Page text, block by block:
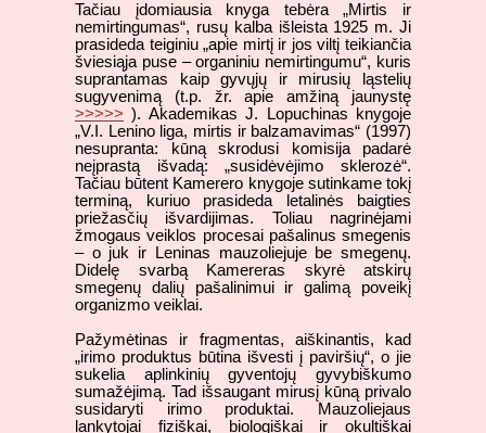
Tačiau įdomiausia knyga tebėra „Mirtis ir
nemirtingumas“, rusų kalba išleista 1925 m. Ji
prasideda teiginiu „apie mirtį ir jos viltį teikiančia
šviesiąja puse – organiniu nemirtingumu“, kuris
suprantamas kaip gyvųjų ir mirusių ląstelių
sugyvenimą (t.p. žr. apie amžiną jaunystę
>>>>> ). Akademikas J. Lopuchinas knygoje
„V.I. Lenino liga, mirtis ir balzamavimas“ (1997)
nesupranta: kūną skrodusi komisija padarė
neįprastą išvadą: „susidėvėjimo sklerozė“.
Tačiau būtent Kamerero knygoje sutinkame tokį
terminą, kuriuo prasideda letalinės baigties
priežasčių išvardijimas. Toliau nagrinėjami
žmogaus veiklos procesai pašalinus smegenis
– o juk ir Leninas mauzoliejuje be smegenų.
Didelę svarbą Kamereras skyrė atskirų
smegenų dalių pašalinimui ir galimą poveikį
organizmo veiklai.
Pažymėtinas ir fragmentas, aiškinantis, kad
„irimo produktus būtina išvesti į paviršių“, o jie
sukelia aplinkinių gyventojų gyvybiškumo
sumažėjimą. Tad išsaugant mirusį kūną privalo
susidaryti irimo produktai. Mauzoliejaus
lankytojai fiziškai, biologiškai ir okultiškai